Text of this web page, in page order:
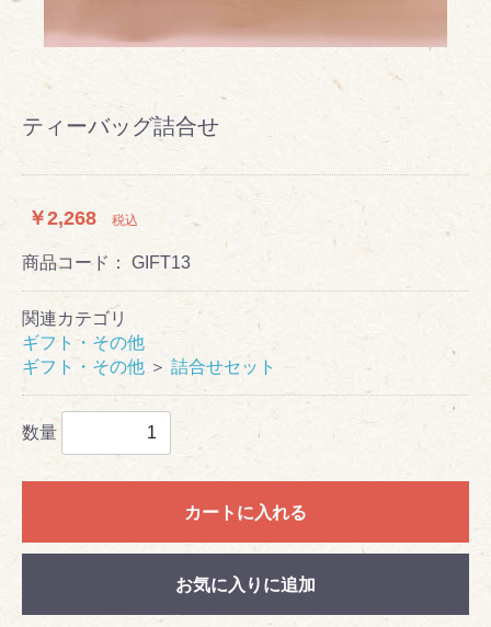
ティーバッグ詰合せ
￥2,268 税込
商品コード： GIFT13
関連カテゴリ
ギフト・その他
ギフト・その他 ＞ 詰合せセット
数量
カートに入れる
お気に入りに追加